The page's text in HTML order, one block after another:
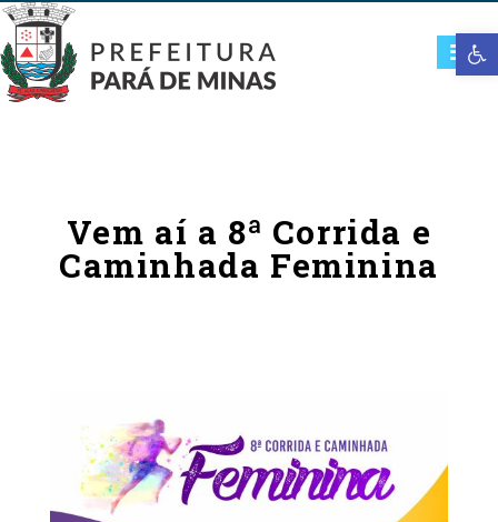
Vem aí a 8ª Corrida e
Caminhada Feminina